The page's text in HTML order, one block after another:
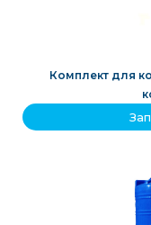
Комплект для